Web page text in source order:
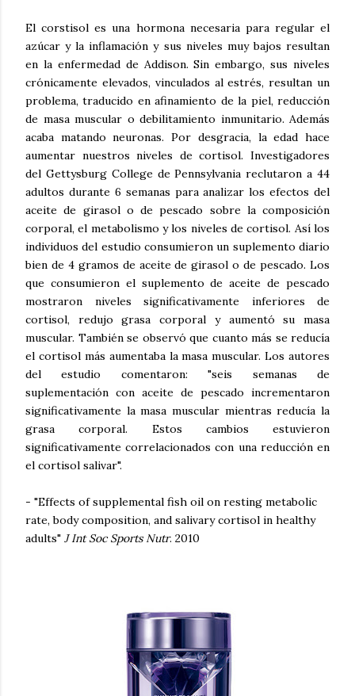
El corstisol es una hormona necesaria para regular el
azúcar y la inflamación y sus niveles muy bajos resultan
en la enfermedad de Addison. Sin embargo, sus niveles
crónicamente elevados, vinculados al estrés, resultan un
problema, traducido en afinamiento de la piel, reducción
de masa muscular o debilitamiento inmunitario. Además
acaba matando neuronas. Por desgracia, la edad hace
aumentar nuestros niveles de cortisol. Investigadores
del Gettysburg College de Pennsylvania reclutaron a 44
adultos durante 6 semanas para analizar los efectos del
aceite de girasol o de pescado sobre la composición
corporal, el metabolismo y los niveles de cortisol. Así los
individuos del estudio consumieron un suplemento diario
bien de 4 gramos de aceite de girasol o de pescado. Los
que consumieron el suplemento de aceite de pescado
mostraron niveles significativamente inferiores de
cortisol, redujo grasa corporal y aumentó su masa
muscular. También se observó que cuanto más se reducía
el cortisol más aumentaba la masa muscular. Los autores
del estudio comentaron: "seis semanas de
suplementación con aceite de pescado incrementaron
significativamente la masa muscular mientras reducía la
grasa corporal. Estos cambios estuvieron
significativamente correlacionados con una reducción en
el cortisol salivar".
- "Effects of supplemental fish oil on resting metabolic
rate, body composition, and salivary cortisol in healthy
adults" J Int Soc Sports Nutr. 2010